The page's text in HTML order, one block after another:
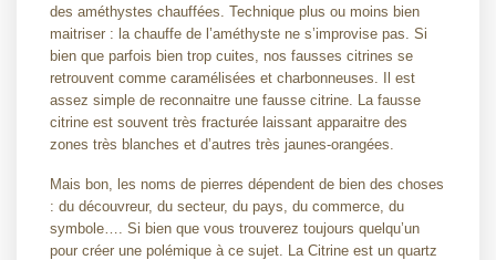
des améthystes chauffées. Technique plus ou moins bien
maitriser : la chauffe de l’améthyste ne s’improvise pas. Si
bien que parfois bien trop cuites, nos fausses citrines se
retrouvent comme caramélisées et charbonneuses. Il est
assez simple de reconnaitre une fausse citrine. La fausse
citrine est souvent très fracturée laissant apparaitre des
zones très blanches et d’autres très jaunes-orangées.
Mais bon, les noms de pierres dépendent de bien des choses
: du découvreur, du secteur, du pays, du commerce, du
symbole…. Si bien que vous trouverez toujours quelqu’un
pour créer une polémique à ce sujet. La Citrine est un quartz